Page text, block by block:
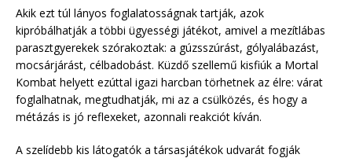
Akik ezt túl lányos foglalatosságnak tartják, azok
kipróbálhatják a többi ügyességi játékot, amivel a mezítlábas
parasztgyerekek szórakoztak: a gúzsszúrást, gólyalábazást,
mocsárjárást, célbadobást. Küzdő szellemű kisfiúk a Mortal
Kombat helyett ezúttal igazi harcban törhetnek az élre: várat
foglalhatnak, megtudhatják, mi az a csülközés, és hogy a
métázás is jó reflexeket, azonnali reakciót kíván.
A szelídebb kis látogatók a társasjátékok udvarát fogják